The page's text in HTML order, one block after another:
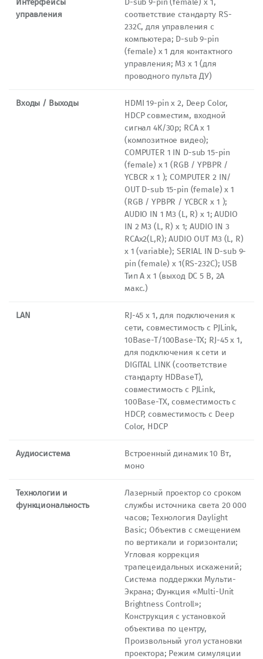
управления
соответствие стандарту RS-
232C, для управления с
компьютера; D-sub 9-pin
(female) x 1 для контактного
управления; M3 х 1 (для
проводного пульта ДУ)
Входы / Выходы
HDMI 19-pin x 2, Deep Color,
HDCP совместим, входной
сигнал 4К/30p; RCA x 1
(композитное видео);
COMPUTER 1 IN D-sub 15-pin
(female) x 1 (RGB / YPBPR /
YCBCR x 1 ); COMPUTER 2 IN/
OUT D-sub 15-pin (female) x 1
(RGB / YPBPR / YCBCR x 1 );
AUDIO IN 1 M3 (L, R) х 1; AUDIO
IN 2 M3 (L, R) х 1; AUDIO IN 3
RCAx2(L,R); AUDIO OUT M3 (L, R)
х 1 (variable); SERIAL IN D-sub 9-
pin (female) x 1(RS-232C); USB
Тип A x 1 (выход DC 5 В, 2A
макс.)
LAN
RJ-45 х 1, для подключения к
сети, совместимость с PJLink,
10Base-T/100Base-TX; RJ-45 х 1,
для подключения к сети и
DIGITAL LINK (соответствие
стандарту HDBaseT),
совместимость с PJLink,
100Base-TX, совместимость с
HDCP, совместимость с Deep
Color, HDCP
Аудиосистема
Встроенный динамик 10 Вт,
моно
Технологии и
функциональность
Лазерный проектор со сроком
службы источника света 20 000
часов; Технология Daylight
Basic; Объектив с смещением
по вертикали и горизонтали;
Угловая коррекция
трапецеидальных искажений;
Система поддержки Мульти-
Экрана; Функция «Multi-Unit
Brightness Controll»;
Конструкция с установкой
объектива по центру,
Произвольный угол установки
проектора; Режим симуляции